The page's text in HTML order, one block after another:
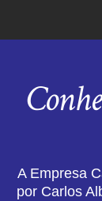
A Empresa
por Carlos